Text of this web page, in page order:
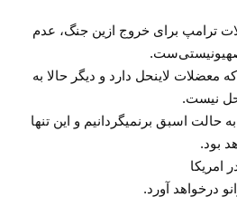
ترامپ برای خروج ازین جنگ، عدم
معضلات لاینحل دارد و دیگر حالا به
حل نیست.
حالت اسبق برنمیگردانیم و این تنها
بود.
امریکا
درخواهد آورد.